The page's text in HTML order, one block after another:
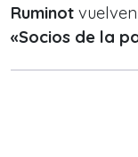
Ruminot
«Socios de la